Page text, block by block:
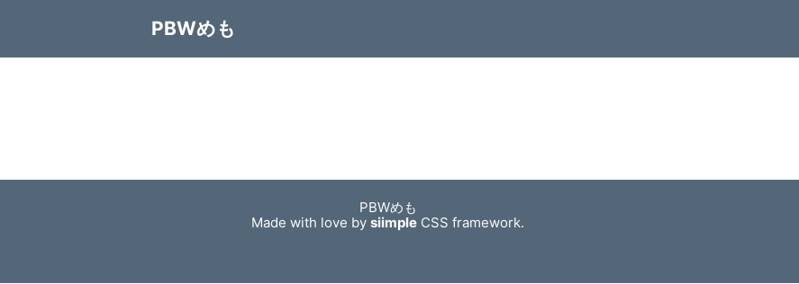
PBWめも
PBWめも
Made with love bysiimple CSS framework.